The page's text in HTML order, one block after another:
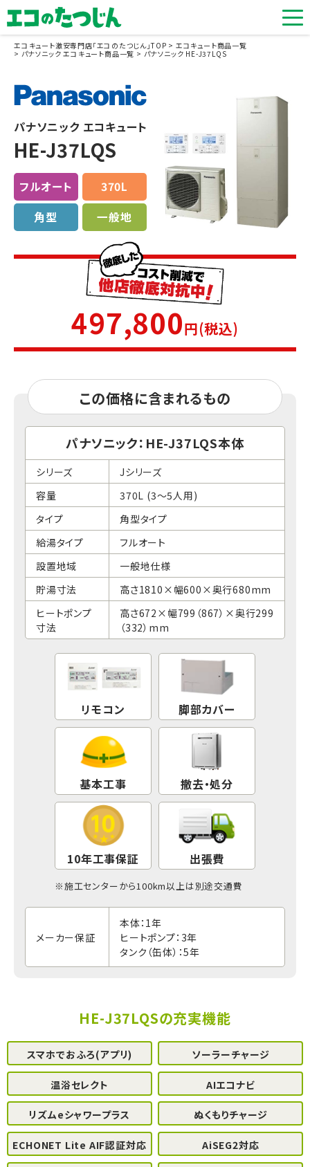
エコキュート激安専門店「エコのたつじん」TOP
エコキュート商品一覧
パナソニック エコキュート商品一覧
パナソニック HE-J37LQS
パナソニック エコキュート
HE-J37LQS
フルオート
370L
角型
一般地
497,800円(税込)
この価格に含まれるもの
パナソニック：HE-J37LQS本体
シリーズ
Jシリーズ
容量
370L (3～5人用)
タイプ
角型タイプ
給湯タイプ
フルオート
設置地域
一般地仕様
貯湯寸法
高さ1810×幅600×奥行680mm
ヒートポンプ
寸法
高さ672×幅799（867）×奥行299
（332）mm
リモコン 脚部カバー
基本工事 撤去・処分
10年工事保証 出張費
※施工センターから100km以上は別途交通費
メーカー保証
本体：1年
ヒートポンプ：3年
タンク（缶体）：5年
HE-J37LQSの充実機能
スマホでおふろ(アプリ) ソーラーチャージ
温浴セレクト AIエコナビ
リズムeシャワープラス ぬくもりチャージ
ECHONET Lite AIF認証対応 AiSEG2対応